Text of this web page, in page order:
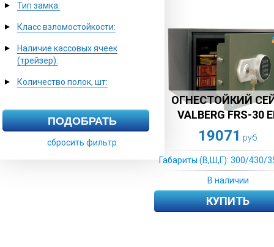
▼ Тип замка:
▼ Класс взломостойкости:
▼
Наличие кассовых ячеек
(трейзер):
▼ Количество полок, шт:
сбросить фильтр
ОГНЕСТОЙКИЙ
VALBERG FRS-30
19071 руб.
Габариты (В,Ш,Г): 300/430/
В наличии
КУПИТЬ